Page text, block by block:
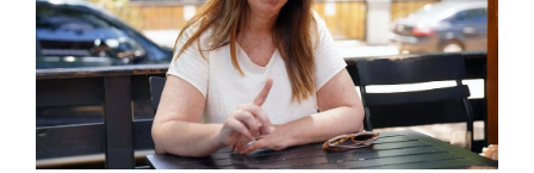
Policiales
Cartelera
Fotos
de
Familia